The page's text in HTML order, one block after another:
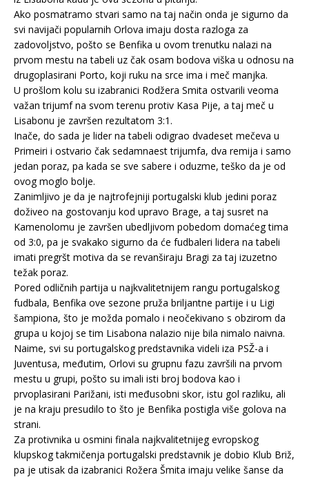
Ako posmatramo stvari samo na taj način onda je sigurno da
svi navijači popularnih Orlova imaju dosta razloga za
zadovoljstvo, pošto se Benfika u ovom trenutku nalazi na
prvom mestu na tabeli uz čak osam bodova viška u odnosu na
drugoplasirani Porto, koji ruku na srce ima i meč manjka.
U prošlom kolu su izabranici Rodžera Smita ostvarili veoma
važan trijumf na svom terenu protiv Kasa Pije, a taj meč u
Lisabonu je završen rezultatom 3:1.
Inače, do sada je lider na tabeli odigrao dvadeset mečeva u
Primeiri i ostvario čak sedamnaest trijumfa, dva remija i samo
jedan poraz, pa kada se sve sabere i oduzme, teško da je od
ovog moglo bolje.
Zanimljivo je da je najtrofejniji portugalski klub jedini poraz
doživeo na gostovanju kod upravo Brage, a taj susret na
Kamenolomu je završen ubedljivom pobedom domaćeg tima
od 3:0, pa je svakako sigurno da će fudbaleri lidera na tabeli
imati pregršt motiva da se revanširaju Bragi za taj izuzetno
težak poraz.
Pored odličnih partija u najkvalitetnijem rangu portugalskog
fudbala, Benfika ove sezone pruža briljantne partije i u Ligi
šampiona, što je možda pomalo i neočekivano s obzirom da
grupa u kojoj se tim Lisabona nalazio nije bila nimalo naivna.
Naime, svi su portugalskog predstavnika videli iza PSŽ-a i
Juventusa, međutim, Orlovi su grupnu fazu završili na prvom
mestu u grupi, pošto su imali isti broj bodova kao i
prvoplasirani Parižani, isti međusobni skor, istu gol razliku, ali
je na kraju presudilo to što je Benfika postigla više golova na
strani.
Za protivnika u osmini finala najkvalitetnijeg evropskog
klupskog takmičenja portugalski predstavnik je dobio Klub Briž,
pa je utisak da izabranici Rožera Šmita imaju velike šanse da